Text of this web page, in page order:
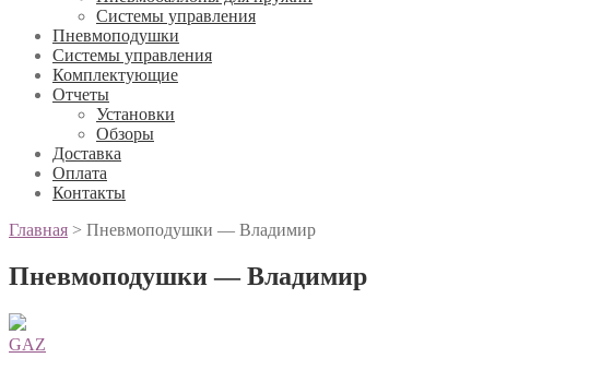
Системы управления
Пневмоподушки
Системы управления
Комплектующие
Отчеты
Установки
Обзоры
Доставка
Оплата
Контакты
Главная > Пневмоподушки — Владимир
Пневмоподушки — Владимир
GAZ